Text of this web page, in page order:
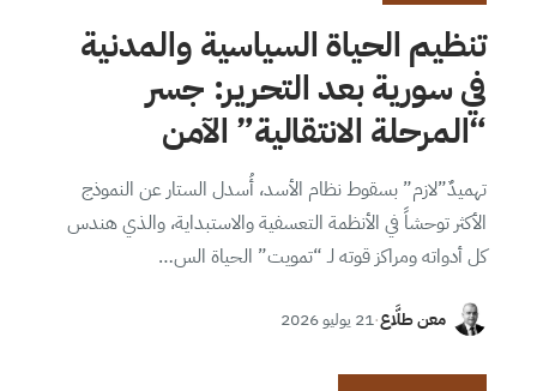
تنظيم الحياة السياسية والمدنية
في سورية بعد التحرير: جسر
“المرحلة الانتقالية” الآمن
تهميدٌ”لازم” بسقوط نظام الأسد، أُسدل الستار عن النموذج
الأكثر توحشاً في الأنظمة التعسفية والاستبداية، والذي هندس
كل أدواته ومراكز قوته لـ “تمويت” الحياة الس…
معن طلَّاع·21 يوليو 2026